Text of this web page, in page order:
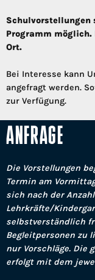
Schulvorstellungen
Programm
Ort.
Bei Interesse kann
angefragt werden.
zur Verfügung.
ANFRAGE
Die Vorstellungen
Termin am
sich nach der
Lehrkräfte/
selbstverständlich
Begleitpersonen zu
nur Vorschläge. Die
erfolgt mit dem